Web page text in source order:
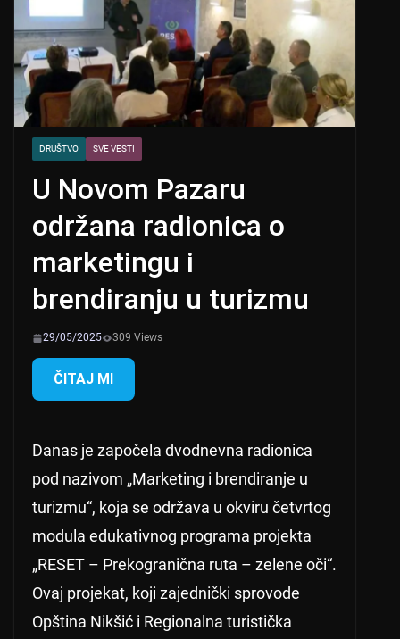
DRUŠTVO SVE VESTI
U Novom Pazaru
održana radionica o
marketingu i
brendiranju u turizmu
29/05/2025 309 Views
ČITAJ MI
Danas je započela dvodnevna radionica
pod nazivom „Marketing i brendiranje u
turizmu“, koja se održava u okviru četvrtog
modula edukativnog programa projekta
„RESET – Prekogranična ruta – zelene oči“.
Ovaj projekat, koji zajednički sprovode
Opština Nikšić i Regionalna turistička